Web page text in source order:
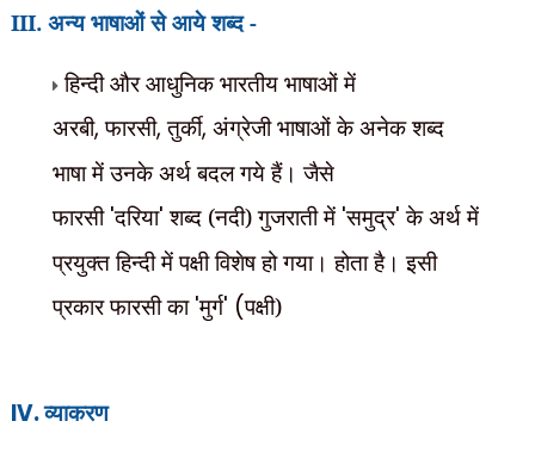
III. अन्य भाषाओं से आये शब्द -
हिन्दी और आधुनिक भारतीय भाषाओं में
अरबी,फारसी,तुर्की, अंग्रेजी भाषाओं के अनेक शब्द
भाषा में उनके अर्थ बदल गये हैं। जैसे
फारसी 'दरिया'शब्द (नदी) गुजराती में 'समुद्र'के अर्थ में
प्रयुक्त हिन्दी में पक्षी विशेष हो गया। होता है। इसी
प्रकार फारसी का 'मुर्ग' (पक्षी)
IV.व्याकरण